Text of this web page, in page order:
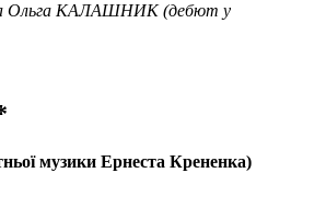
Ольга КАЛАШНИК (дебют у
музики Ернеста Крененка)